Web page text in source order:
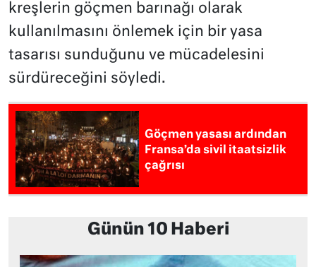
kreşlerin göçmen barınağı olarak
kullanılmasını önlemek için bir yasa
tasarısı sunduğunu ve mücadelesini
sürdüreceğini söyledi.
Göçmen yasası ardından
Fransa’da sivil itaatsizlik
çağrısı
Günün 10 Haberi